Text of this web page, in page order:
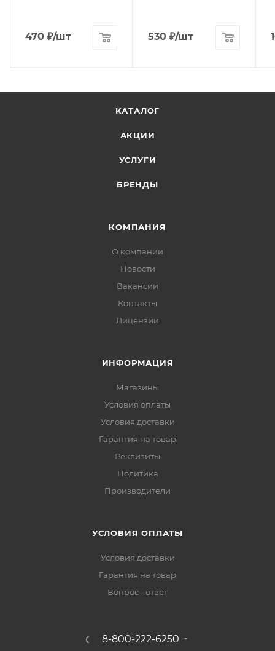
470 ₽/шт 530 ₽/шт
КАТАЛОГ
АКЦИИ
УСЛУГИ
БРЕНДЫ
КОМПАНИЯ
О компании
Новости
Вакансии
Контакты
Лицензии
ИНФОРМАЦИЯ
Магазины
Условия оплаты
Условия доставки
Гарантия на товар
Реквизиты
Политика
Производители
УСЛОВИЯ ОПЛАТЫ
Условия доставки
Гарантия на товар
Вопрос - ответ
8-800-222-6250